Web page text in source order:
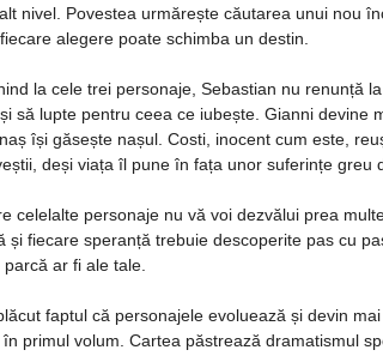
nivel. Povestea urmărește căutarea unui nou
alegere poate schimba un destin.
la cele trei personaje, Sebastian nu renunță
să lupte pentru ceea ce iubește. Gianni devine
își găsește nașul. Costi, inocent cum este,
deși viața îl pune în fața unor suferințe greu
celelalte personaje nu vă voi dezvălui prea
și fiecare speranță trebuie descoperite pas cu
parcă ar fi ale tale.
faptul că personajele evoluează și devin
primul volum. Cartea păstrează dramatismul